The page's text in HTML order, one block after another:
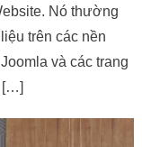
Nó thường
trên các nền
và các trang
[…]